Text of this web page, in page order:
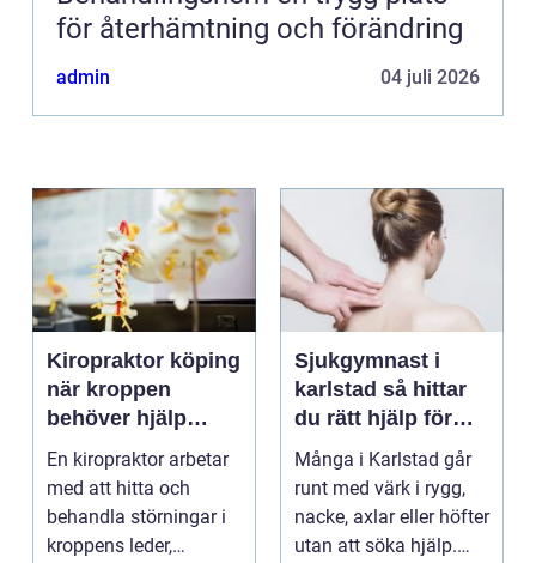
för återhämtning och förändring
admin 04 juli 2026
Kiropraktor köping
när kroppen
behöver hjälp
tillbaka
En kiropraktor arbetar
med att hitta och
behandla störningar i
kroppens leder,
Sjukgymnast i
karlstad så hittar
du rätt hjälp för
kroppen
Många i Karlstad går
runt med värk i rygg,
nacke, axlar eller höfter
utan att söka hjälp.